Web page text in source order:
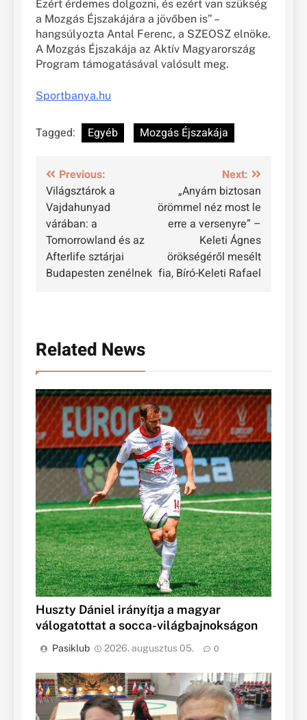
Ezért érdemes dolgozni, és ezért van szükség
a Mozgás Éjszakájára a jövőben is” –
hangsúlyozta Antal Ferenc, a SZEOSZ elnöke.
A Mozgás Éjszakája az Aktív Magyarország
Program támogatásával valósult meg.
Sportbanya.hu
Tagged: Egyéb Mozgás Éjszakája
Bejegyzés
navigáció
Previous:
Világsztárok a
Vajdahunyad
várában: a
Tomorrowland és az
Afterlife sztárjai
Budapesten zenélnek
Next:
„Anyám biztosan
örömmel néz most le
erre a versenyre” –
Keleti Ágnes
örökségéről mesélt
fia, Bíró-Keleti Rafael
Related News
Huszty Dániel irányítja a magyar
válogatottat a socca-világbajnokságon
Pasiklub 2026. augusztus 05. 0